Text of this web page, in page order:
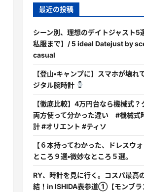
最近の投稿
シーン別、理想のデイトジャスト5
私服まで】/ 5 ideal Datejust by
casual
【登山・キャンプに】スマホが壊
ジタル腕時計
【徹底比較】4万円台なら機械式
両方使って分かった違い #機械式
計 #オリエント #ティソ
【６本持ってわかった、ドレスウ
ところ９選・微妙なところ５選。
RY、時計を見に行く。コスパ最高
結！in ISHIDA表参道①【モンブラ